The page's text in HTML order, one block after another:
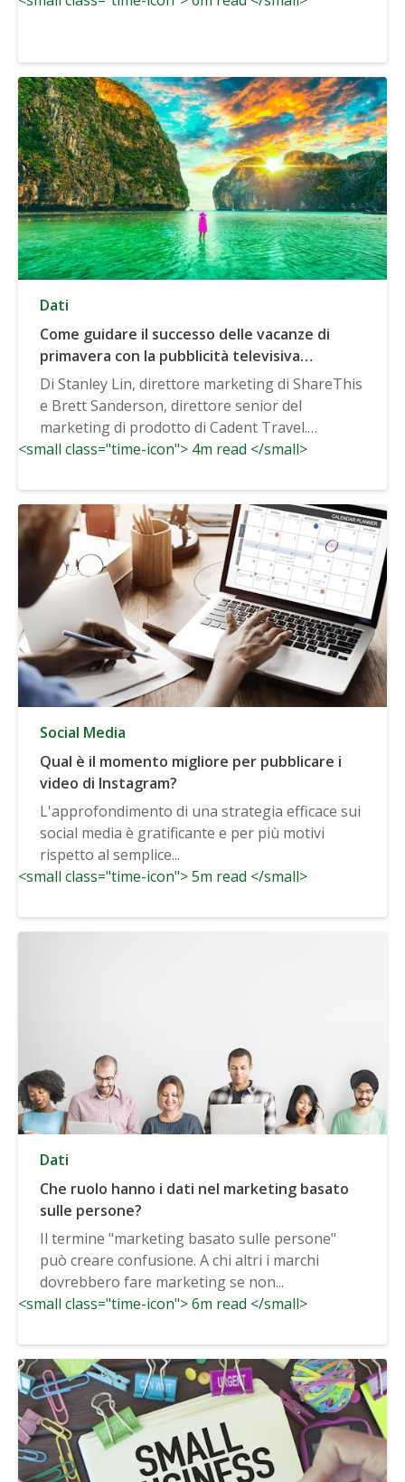
Dati
Come guidare il successo delle vacanze di
primavera con la pubblicità televisiva
avanzata
Di Stanley Lin, direttore marketing di ShareThis
e Brett Sanderson, direttore senior del
marketing di prodotto di Cadent Travel.
Direttore marketing prodotti, Cadent Travel
<small class="time-icon"> 4m read </small>
Social Media
Qual è il momento migliore per pubblicare i
video di Instagram?
L'approfondimento di una strategia efficace sui
social media è gratificante e per più motivi
rispetto al semplice...
<small class="time-icon"> 5m read </small>
Dati
Che ruolo hanno i dati nel marketing basato
sulle persone?
Il termine "marketing basato sulle persone"
può creare confusione. A chi altri i marchi
dovrebbero fare marketing se non...
<small class="time-icon"> 6m read </small>